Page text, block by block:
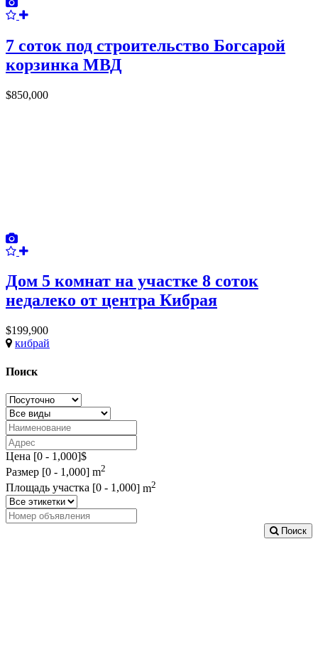
7 соток под строительство Богсарой
корзинка МВД
$850,000
Дом 5 комнат на участке 8 соток
недалеко от центра Кибрая
$199,900
кибрай
Поиск
Цена [0 - 1,000]$
Размер [0 - 1,000] m2
Площадь участка [0 - 1,000] m2
Поиск